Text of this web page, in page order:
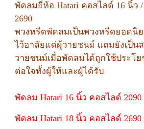
พัดลมยี่ห้อ Hatari คอสไลด์ 16 นิ้ว /
2690
พวงหรีดพัดลมเป็นพวงหรีดยอดนิ
ไว้อาลัยแด่ผุ้วายชนม์ แถมยังเป็น
วายชนม์เมื่อพัดลมได้ถูกใช้ประโ
ต่อใจทั้งผู้ให้และผู้ได้รับ
พัดลม Hatari 16 นิ้ว คอสไลด์ 2090
พัดลม Hatari 18 นิ้ว คอสไลด์ 2690